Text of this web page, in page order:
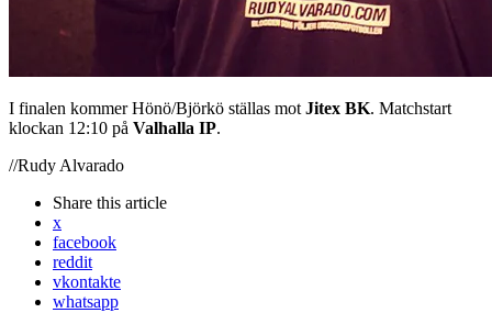
I finalen kommer Hönö/Björkö ställas mot Jitex BK. Matchstart
klockan 12:10 på Valhalla IP.
//Rudy Alvarado
Share this article
x
facebook
reddit
vkontakte
whatsapp